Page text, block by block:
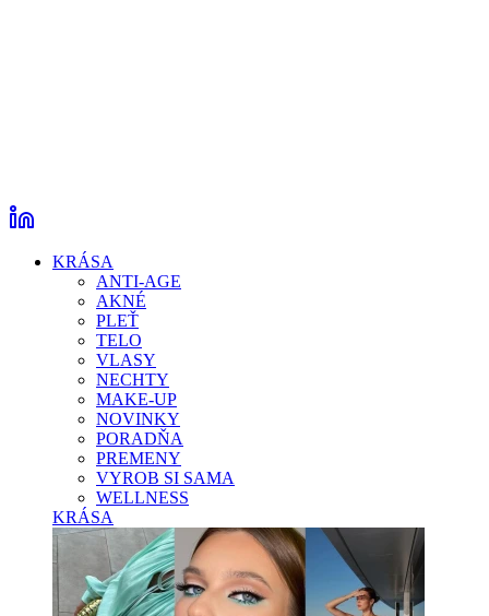
KRÁSA
ANTI-AGE
AKNÉ
PLEŤ
TELO
VLASY
NECHTY
MAKE-UP
NOVINKY
PORADŇA
PREMENY
VYROB SI SAMA
WELLNESS
KRÁSA